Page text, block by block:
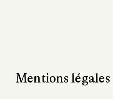
Mentions légales